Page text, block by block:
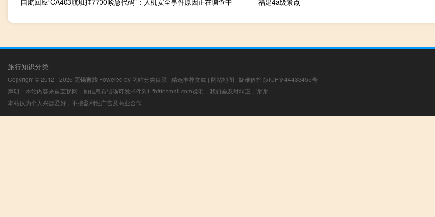
国航回应“CA403航班挂7700紧急代码”：人机安全事件原因正在调查中 福建4a级景点
旅行知识分类
Copyright © 2012 - 2026 无锡青旅 Powered by 网站分类目录 | 精选推荐文章 | 网站地图 | 疑难解答 陕ICP备44433455号
声明：本站内容来自互联网，如信息有错误可发邮件到f_fb#foxmail.com说明，我们会及时纠正，谢谢
本站仅为个人兴趣爱好，不接盈利性广告及商业合作